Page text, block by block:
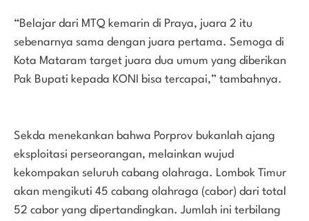
“Belajar dari MTQ kemarin di Praya, juara 2 itu
sebenarnya sama dengan juara pertama. Semoga di
Kota Mataram target juara dua umum yang diberikan
Pak Bupati kepada KONI bisa tercapai,” tambahnya.
Sekda menekankan bahwa Porprov bukanlah ajang
eksploitasi perseorangan, melainkan wujud
kekompakan seluruh cabang olahraga. Lombok Timur
akan mengikuti 45 cabang olahraga (cabor) dari total
52 cabor yang dipertandingkan. Jumlah ini terbilang